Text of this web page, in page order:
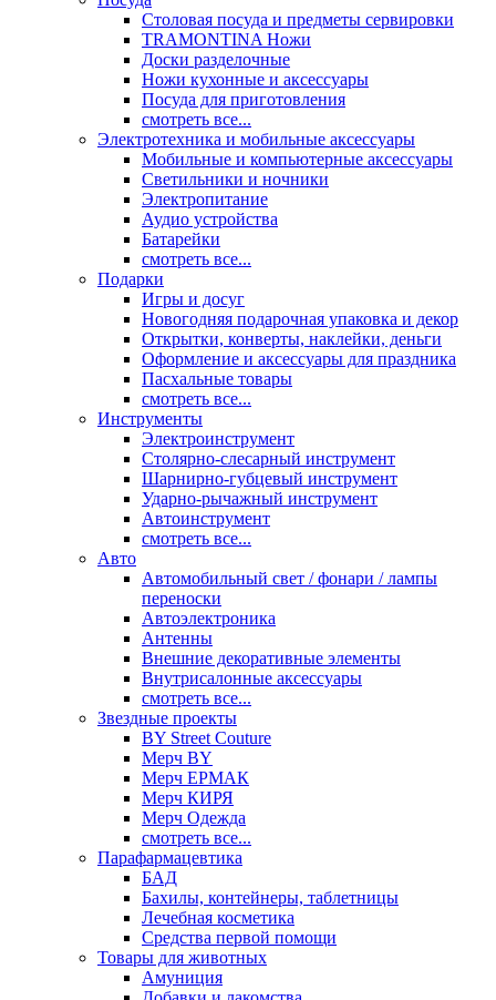
Столовая посуда и предметы сервировки
TRAMONTINA Ножи
Доски разделочные
Ножи кухонные и аксессуары
Посуда для приготовления
смотреть все...
Электротехника и мобильные аксессуары
Мобильные и компьютерные аксессуары
Светильники и ночники
Электропитание
Аудио устройства
Батарейки
смотреть все...
Подарки
Игры и досуг
Новогодняя подарочная упаковка и декор
Открытки, конверты, наклейки, деньги
Оформление и аксессуары для праздника
Пасхальные товары
смотреть все...
Инструменты
Электроинструмент
Столярно-слесарный инструмент
Шарнирно-губцевый инструмент
Ударно-рычажный инструмент
Автоинструмент
смотреть все...
Авто
Автомобильный свет / фонари / лампы
переноски
Автоэлектроника
Антенны
Внешние декоративные элементы
Внутрисалонные аксессуары
смотреть все...
Звездные проекты
BY Street Couture
Мерч BY
Мерч ЕРМАК
Мерч КИРЯ
Мерч Одежда
смотреть все...
Парафармацевтика
БАД
Бахилы, контейнеры, таблетницы
Лечебная косметика
Средства первой помощи
Товары для животных
Амуниция